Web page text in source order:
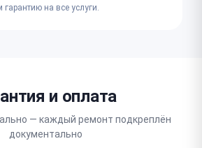
на все услуги.
и оплата
— каждый ремонт подкреплён
документально